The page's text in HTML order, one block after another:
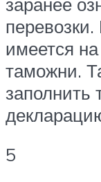
имеется
таможни.
заполнить
5